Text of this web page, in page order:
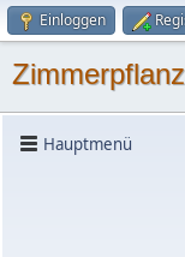
Einloggen
Hauptmenü